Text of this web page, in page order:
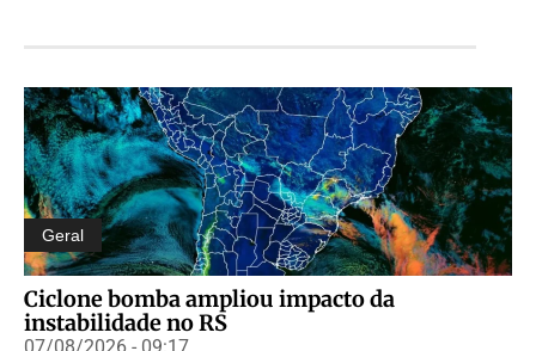
Geral
Ciclone bomba ampliou impacto da
instabilidade no RS